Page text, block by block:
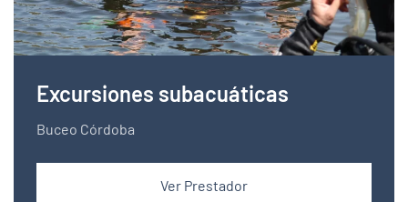
Excursiones subacuáticas
Buceo Córdoba
Ver Prestador